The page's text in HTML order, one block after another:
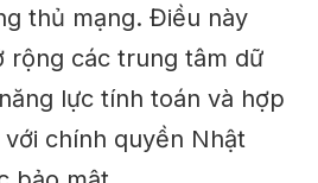
thủ mạng. Điều này
rộng các trung tâm dữ
lực tính toán và hợp
chính quyền Nhật